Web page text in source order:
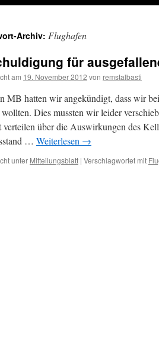
Archiv: Flughafen
für
am 19. November 2012 von remstalbasti
MB hatten wir angekündigt, dass wir
Dies mussten wir leider
verteilen über die Auswirkungen des
… Weiterlesen →
unter Mitteilungsblatt | Verschlagwortet mit